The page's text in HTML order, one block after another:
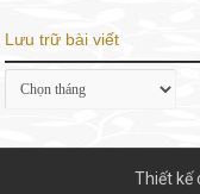
Lưu trữ bài viết
Lưu
trữ
Thiết kế